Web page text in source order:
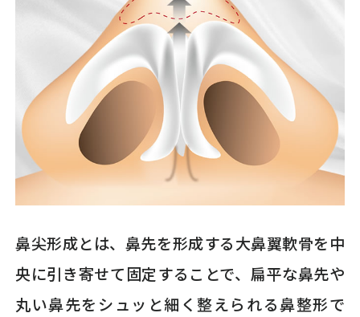
鼻尖形成とは、鼻先を形成する大鼻翼軟骨を中
央に引き寄せて固定することで、扁平な鼻先や
丸い鼻先をシュッと細く整えられる鼻整形で